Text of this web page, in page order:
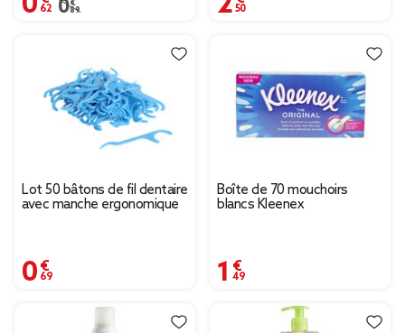
Prix remisé de 0,89 € à 0,62 €
0,89 €
Lot 50 bâtons de fil dentaire
avec manche ergonomique
0,69 €
Boîte de 70 mouchoirs
blancs Kleenex
1,49 €